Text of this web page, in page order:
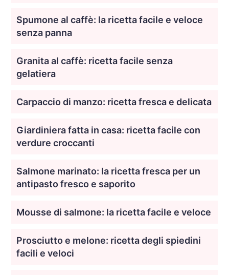
Spumone al caffè: la ricetta facile e veloce
senza panna
Granita al caffè: ricetta facile senza
gelatiera
Carpaccio di manzo: ricetta fresca e delicata
Giardiniera fatta in casa: ricetta facile con
verdure croccanti
Salmone marinato: la ricetta fresca per un
antipasto fresco e saporito
Mousse di salmone: la ricetta facile e veloce
Prosciutto e melone: ricetta degli spiedini
facili e veloci